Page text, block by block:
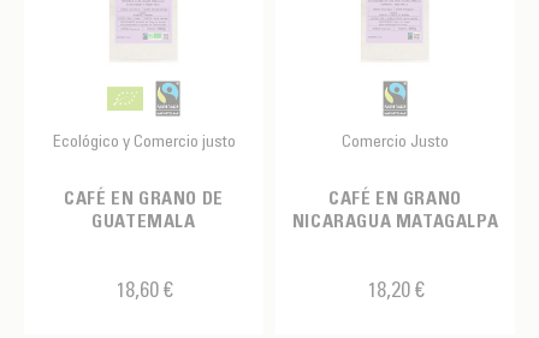
Ecológico y Comercio justo
CAFÉ EN GRANO DE
GUATEMALA
18,60 €
Comercio Justo
CAFÉ EN GRANO
NICARAGUA MATAGALPA
18,20 €